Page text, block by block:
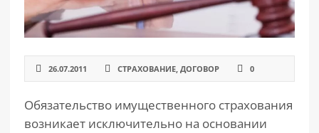
26.07.2011 СТРАХОВАНИЕ, ДОГОВОР 0
Обязательство имущественного страхования
возникает исключительно на основании